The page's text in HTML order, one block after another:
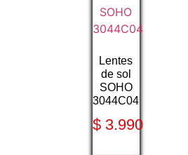
Lentes
de sol
SOHO
3044C04
$ 3.990